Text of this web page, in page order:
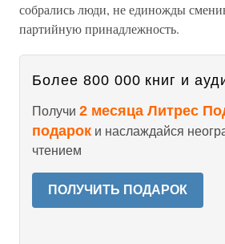
собрались люди, не единожды
партийную принадлежность.
Более 800 000 книг и
Получи 2 месяца Литрес
подарок и наслаждайся
чтением
ПОЛУЧИТЬ ПОДАРОК